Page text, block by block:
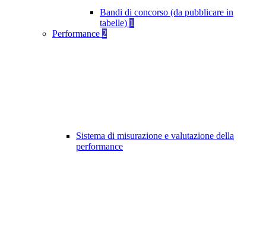
Bandi di concorso (da pubblicare in
tabelle) 1
Performance 2
Sistema di misurazione e valutazione della
performance